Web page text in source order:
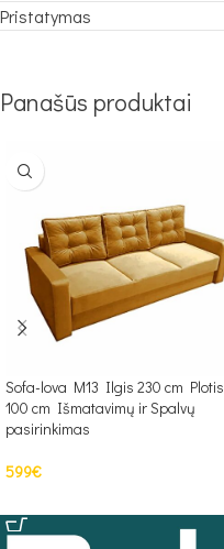
Pristatymas
Panašūs produktai
Sofa-lova M13 Ilgis 230 cm Plotis
100 cm Išmatavimų ir Spalvų
pasirinkimas
599€